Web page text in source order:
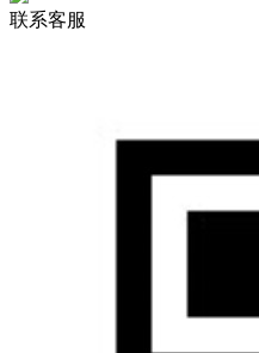
联系客服